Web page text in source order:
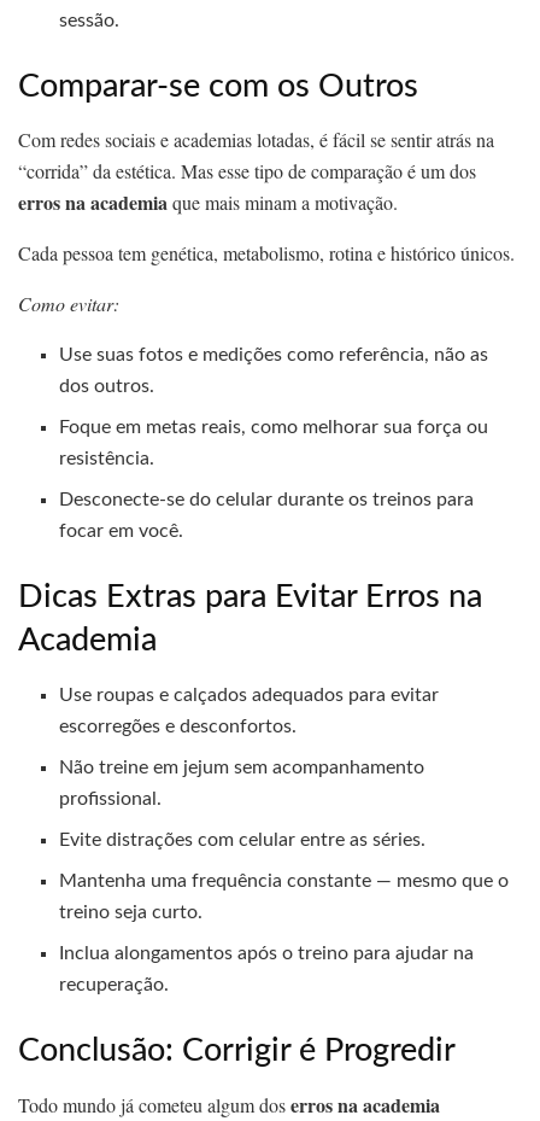
sessão.
Comparar-se com os Outros
Com redes sociais e academias lotadas, é fácil se sentir atrás na
“corrida” da estética. Mas esse tipo de comparação é um dos
erros na academiaque mais minam a motivação.
Cada pessoa tem genética, metabolismo, rotina e histórico únicos.
Como evitar:
Use suas fotos e medições como referência, não as
dos outros.
Foque em metas reais, como melhorar sua força ou
resistência.
Desconecte-se do celular durante os treinos para
focar em você.
Dicas Extras para Evitar Erros na
Academia
Use roupas e calçados adequados para evitar
escorregões e desconfortos.
Não treine em jejum sem acompanhamento
profissional.
Evite distrações com celular entre as séries.
Mantenha uma frequência constante — mesmo que o
treino seja curto.
Inclua alongamentos após o treino para ajudar na
recuperação.
Conclusão: Corrigir é Progredir
Todo mundo já cometeu algum doserros na academia